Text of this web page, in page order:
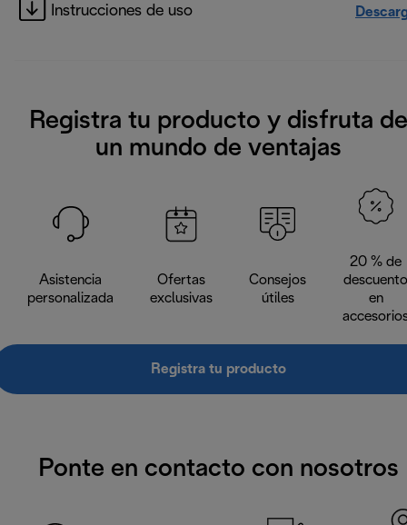
Instrucciones de uso
Registra tu producto y disfruta de
un mundo de ventajas
Asistencia
personalizada
Ofertas
exclusivas
Consejos
útiles
20 % de
descuento
en
Registra tu producto
Ponte en contacto con nosotros